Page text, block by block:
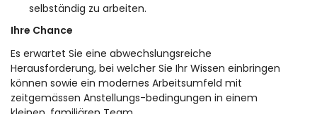
selbständig zu arbeiten.
Ihre Chance
Es erwartet Sie eine abwechslungsreiche
Herausforderung, bei welcher Sie Ihr Wissen einbringen
können sowie ein modernes Arbeitsumfeld mit
zeitgemässen Anstellungs-bedingungen in einem